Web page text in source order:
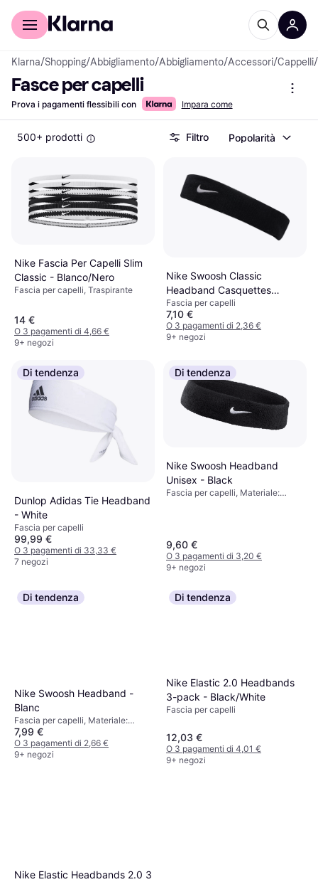
Per il tuo shopping
Klarna/Shopping/Abbigliamento/Abbigliamento/Accessori/Cappelli/
Fasce per capelli
Prova i pagamenti flessibili con Impara come
500+ prodotti Filtro Popolarità
Nike Fascia Per Capelli Slim
Classic - Blanco/Nero
Fascia per capelli, Traspirante
14 €
O 3 pagamenti di 4,66 €
9+ negozi
Nike Swoosh Classic
Headband Casquettes
Bandeaux - Noir
Fascia per capelli
7,10 €
O 3 pagamenti di 2,36 €
9+ negozi
Di tendenza
Dunlop Adidas Tie Headband
- White
Fascia per capelli
99,99 €
O 3 pagamenti di 33,33 €
7 negozi
Di tendenza
Nike Swoosh Headband
Unisex - Black
Fascia per capelli, Materiale:
9,60 €
O 3 pagamenti di 3,20 €
9+ negozi
Di tendenza
Nike Swoosh Headband -
Blanc
Fascia per capelli, Materiale:
Cotone, Poliestere, Nylon, Gomma
7,99 €
O 3 pagamenti di 2,66 €
9+ negozi
Di tendenza
Nike Elastic 2.0 Headbands
3-pack - Black/White
Fascia per capelli
12,03 €
O 3 pagamenti di 4,01 €
9+ negozi
Nike Elastic Headbands 2.0 3